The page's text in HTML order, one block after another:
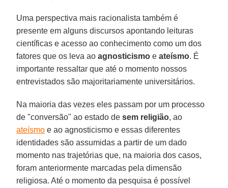
Uma perspectiva mais racionalista também é
presente em alguns discursos apontando leituras
científicas e acesso ao conhecimento como um dos
fatores que os leva aoagnosticismo eateísmo. É
importante ressaltar que até o momento nossos
entrevistados são majoritariamente universitários.
Na maioria das vezes eles passam por um processo
de "conversão" ao estado de sem religião, ao
ateísmo e ao agnosticismo e essas diferentes
identidades são assumidas a partir de um dado
momento nas trajetórias que, na maioria dos casos,
foram anteriormente marcadas pela dimensão
religiosa. Até o momento da pesquisa é possível